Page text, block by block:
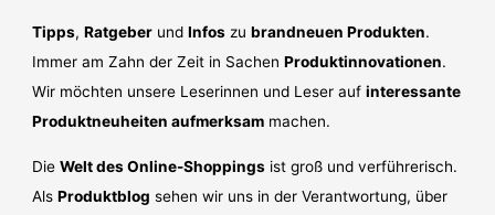
Tipps,Ratgeber undInfos zubrandneuen Produkten.
Immer am Zahn der Zeit in SachenProduktinnovationen.
Wir möchten unsere Leserinnen und Leser aufinteressante
Produktneuheiten aufmerksam machen.
DieWelt des Online-Shoppings ist groß und verführerisch.
AlsProduktblog sehen wir uns in der Verantwortung, über